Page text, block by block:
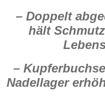
– Doppelt
hält
–
Nadellager